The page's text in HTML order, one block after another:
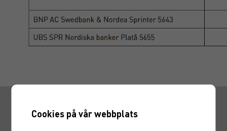
Snabbvägar
Cookies på vår webbplats